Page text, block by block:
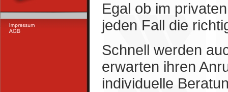
Egal ob im
jeden Fall die
Schnell werden
erwarten ihren
individuelle